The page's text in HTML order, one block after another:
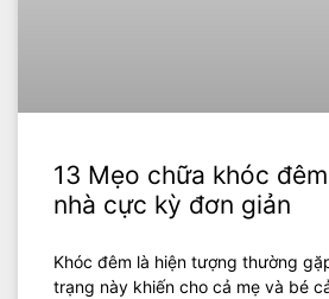
13 Mẹo chữa khóc
nhà cực kỳ đơn giản
Khóc đêm là hiện tượng thường
trạng này khiến cho cả mẹ và bé